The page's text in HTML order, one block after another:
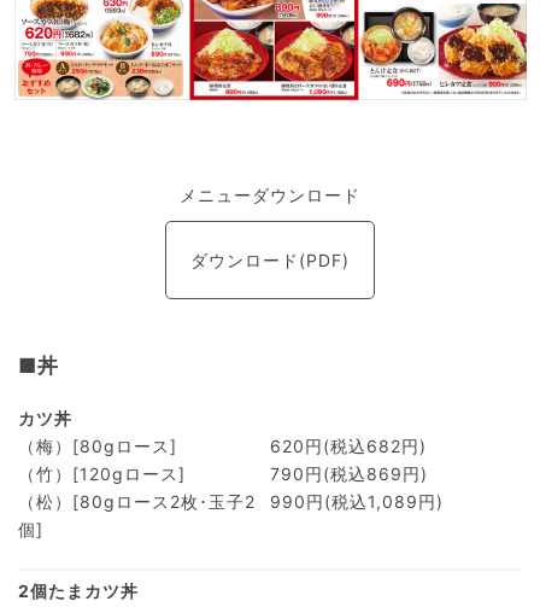
メニューダウンロード
ダウンロード(PDF)
■丼
カツ丼
（梅）[80gロース]
620円(税込682円)
（竹）[120gロース]
790円(税込869円)
（松）[80gロース2枚･玉子2
個]
990円(税込1,089円)
2個たまカツ丼